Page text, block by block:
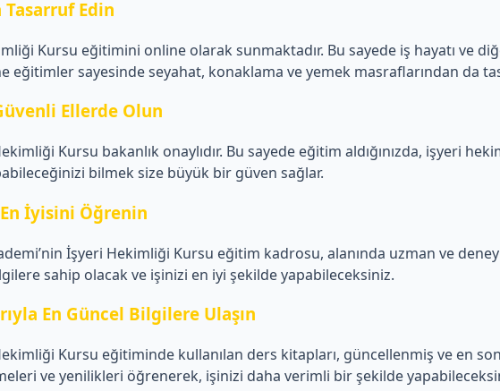
Edin
Kursu eğitimini online olarak sunmaktadır. Bu sayede iş hayatı ve
eğitimler sayesinde seyahat, konaklama ve yemek masraflarından da
Ellerde Olun
Kursu bakanlık onaylıdır. Bu sayede eğitim aldığınızda, işyeri
bilmek size büyük bir güven sağlar.
İyisini Öğrenin
İşyeri Hekimliği Kursu eğitim kadrosu, alanında uzman ve
sahip olacak ve işinizi en iyi şekilde yapabileceksiniz.
En Güncel Bilgilere Ulaşın
Kursu eğitiminde kullanılan ders kitapları, güncellenmiş ve en
ve yenilikleri öğrenerek, işinizi daha verimli bir şekilde